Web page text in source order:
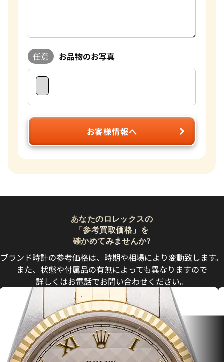
任意 お品物のお写真
お客様情報へ
あなたのロレックスの
「参考買取価格」を
確かめてみませんか?
ブランド時計の参考価格は、時期や相場により変動致します。
また、状態や付属品の有無によっても異なりますので
詳しくはお電話でお問い合わせください。